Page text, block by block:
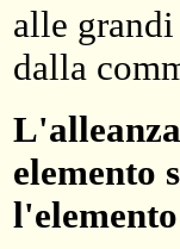
alle
dalla
elemento